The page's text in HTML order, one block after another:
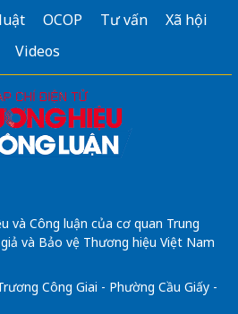
OCOP Tư vấn
Xã hội
Videos
và Công luận của cơ quan Trung
và Bảo vệ Thương hiệu Việt Nam
Công Giai - Phường Cầu Giấy -